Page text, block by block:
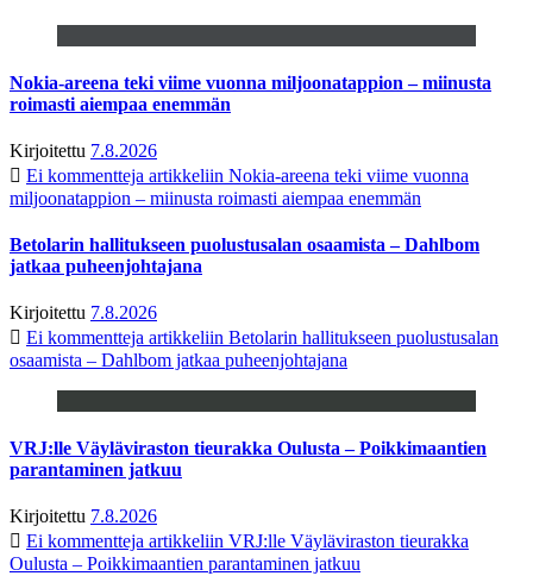
Nokia-areena teki viime vuonna miljoonatappion – miinusta
roimasti aiempaa enemmän
Kirjoitettu 7.8.2026
Ei kommentteja artikkeliin Nokia-areena teki viime vuonna
miljoonatappion – miinusta roimasti aiempaa enemmän
Betolarin hallitukseen puolustusalan osaamista – Dahlbom
jatkaa puheenjohtajana
Kirjoitettu 7.8.2026
Ei kommentteja artikkeliin Betolarin hallitukseen puolustusalan
osaamista – Dahlbom jatkaa puheenjohtajana
VRJ:lle Väyläviraston tieurakka Oulusta – Poikkimaantien
parantaminen jatkuu
Kirjoitettu 7.8.2026
Ei kommentteja artikkeliin VRJ:lle Väyläviraston tieurakka
Oulusta – Poikkimaantien parantaminen jatkuu